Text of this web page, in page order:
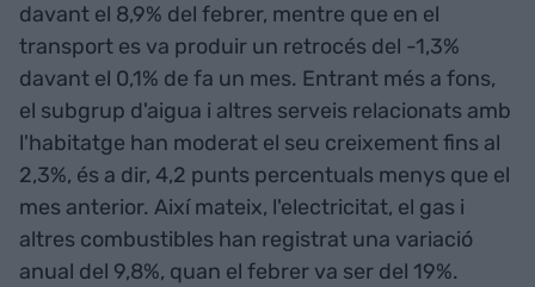
davant el 8,9% del febrer, mentre que en el
transport es va produir un retrocés del -1,3%
davant el 0,1% de fa un mes. Entrant més a fons,
el subgrup d'aigua i altres serveis relacionats amb
l'habitatge han moderat el seu creixement fins al
2,3%, és a dir, 4,2 punts percentuals menys que el
mes anterior. Així mateix, l'electricitat, el gas i
altres combustibles han registrat una variació
anual del 9,8%, quan el febrer va ser del 19%.